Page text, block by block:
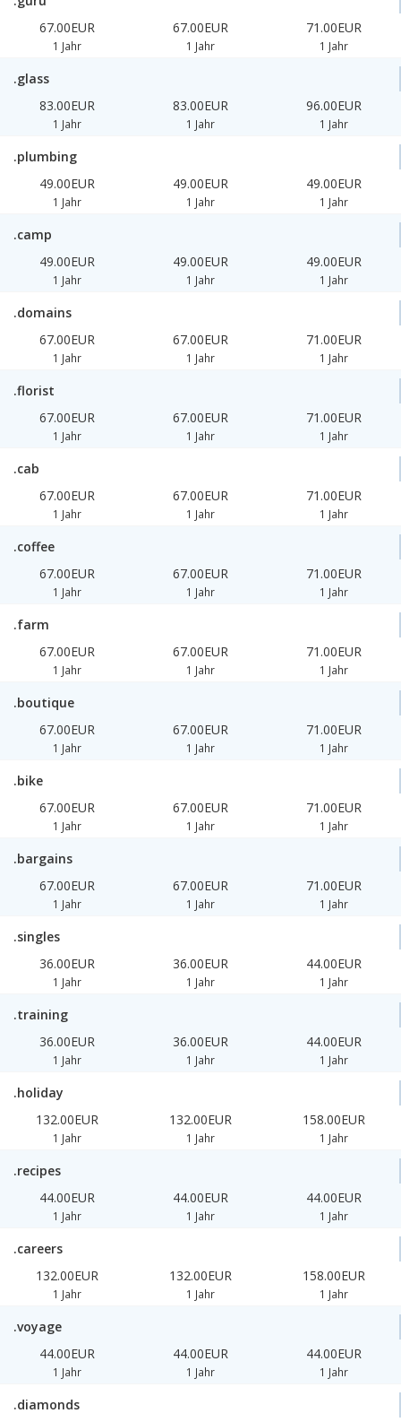
67.00EUR
1 Jahr
67.00EUR
1 Jahr
71.00EUR
1 Jahr
.glass
83.00EUR
1 Jahr
83.00EUR
1 Jahr
96.00EUR
1 Jahr
.plumbing
49.00EUR
1 Jahr
49.00EUR
1 Jahr
49.00EUR
1 Jahr
.camp
49.00EUR
1 Jahr
49.00EUR
1 Jahr
49.00EUR
1 Jahr
.domains
67.00EUR
1 Jahr
67.00EUR
1 Jahr
71.00EUR
1 Jahr
.florist
67.00EUR
1 Jahr
67.00EUR
1 Jahr
71.00EUR
1 Jahr
.cab
67.00EUR
1 Jahr
67.00EUR
1 Jahr
71.00EUR
1 Jahr
.coffee
67.00EUR
1 Jahr
67.00EUR
1 Jahr
71.00EUR
1 Jahr
.farm
67.00EUR
1 Jahr
67.00EUR
1 Jahr
71.00EUR
1 Jahr
.boutique
67.00EUR
1 Jahr
67.00EUR
1 Jahr
71.00EUR
1 Jahr
.bike
67.00EUR
1 Jahr
67.00EUR
1 Jahr
71.00EUR
1 Jahr
.bargains
67.00EUR
1 Jahr
67.00EUR
1 Jahr
71.00EUR
1 Jahr
.singles
36.00EUR
1 Jahr
36.00EUR
1 Jahr
44.00EUR
1 Jahr
.training
36.00EUR
1 Jahr
36.00EUR
1 Jahr
44.00EUR
1 Jahr
.holiday
132.00EUR
1 Jahr
132.00EUR
1 Jahr
158.00EUR
1 Jahr
.recipes
44.00EUR
1 Jahr
44.00EUR
1 Jahr
44.00EUR
1 Jahr
.careers
132.00EUR
1 Jahr
132.00EUR
1 Jahr
158.00EUR
1 Jahr
.voyage
44.00EUR
1 Jahr
44.00EUR
1 Jahr
44.00EUR
1 Jahr
.diamonds